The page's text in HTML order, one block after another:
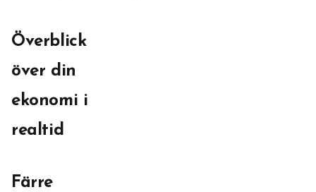
Överblick
över din
ekonomi i
realtid
Färre